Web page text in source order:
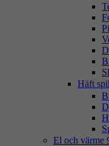
Häft
El och värme